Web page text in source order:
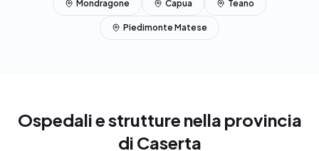
Mondragone Capua Teano
Piedimonte Matese
Ospedali e strutture nella provincia
di Caserta